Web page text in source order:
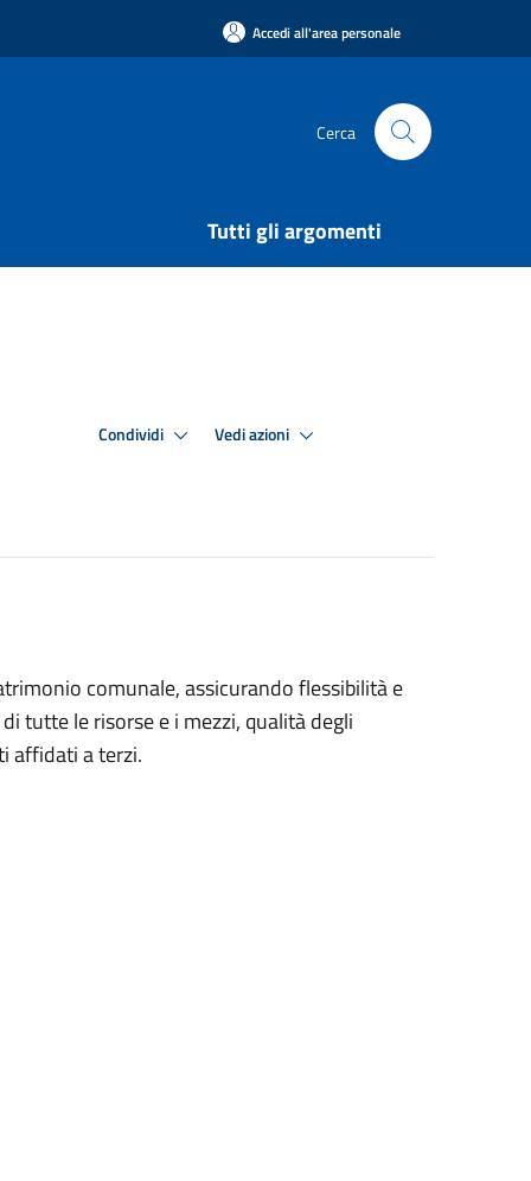
Accedi all'area personale
Cerca
Tutti gli argomenti
Condividi Vedi azioni
comunale, assicurando flessibilità e
tutte le risorse e i mezzi, qualità degli
affidati a terzi.